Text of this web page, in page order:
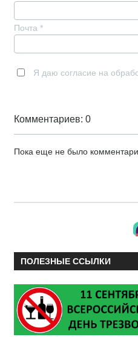
Почта *
Я даю согласие на
Комментариев: 0
Пока еще не было
ПОЛЕЗНЫЕ ССЫЛКИ